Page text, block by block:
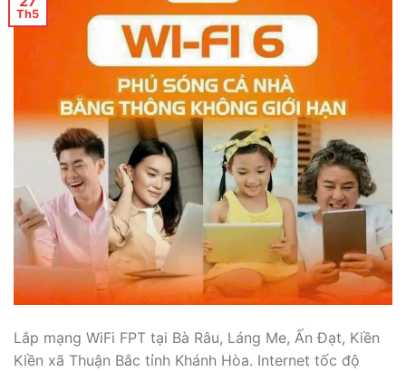
Th5
Lắp mạng WiFi FPT tại Bà Râu, Láng Me, Ấn Đạt, Kiền
Kiền xã Thuận Bắc tỉnh Khánh Hòa. Internet tốc độ